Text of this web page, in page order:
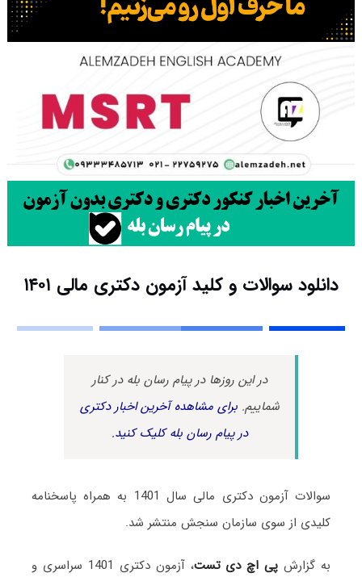
دانلود سوالات و کلید آزمون دکتری مالی ۱۴۰۱
در این روزها در پیام رسان بله در کنار
شماییم.برای مشاهده آخرین اخبار دکتری
در پیام رسان بله کلیک کنید.
سوالات آزمون دکتری مالی سال 1401 به همراه پاسخنامه
کلیدی از سوی سازمان سنجش منتشر شد.
به گزارشپی اچ دی تست
، آزمون دکتری 1401 سراسری و